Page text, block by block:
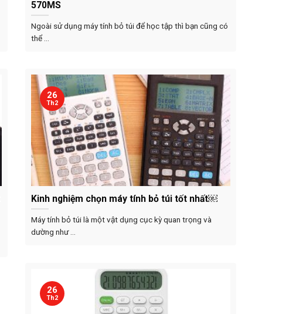
570MS
Ngoài sử dụng máy tính bỏ túi để học tập thì bạn cũng có
thể ...
Kinh nghiệm chọn máy tính bỏ túi tốt nhất￼
Máy tính bỏ túi là một vật dụng cục kỳ quan trọng và
dường như ...
26
Th2
26
Th2